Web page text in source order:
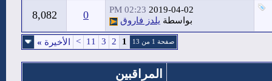
2019-04-02
02:23 PM
بواسطة يلدز فاروق 0
8,082
صفحة 1 من 13 1
2
3
11
> الأخيرة »
المراقبين